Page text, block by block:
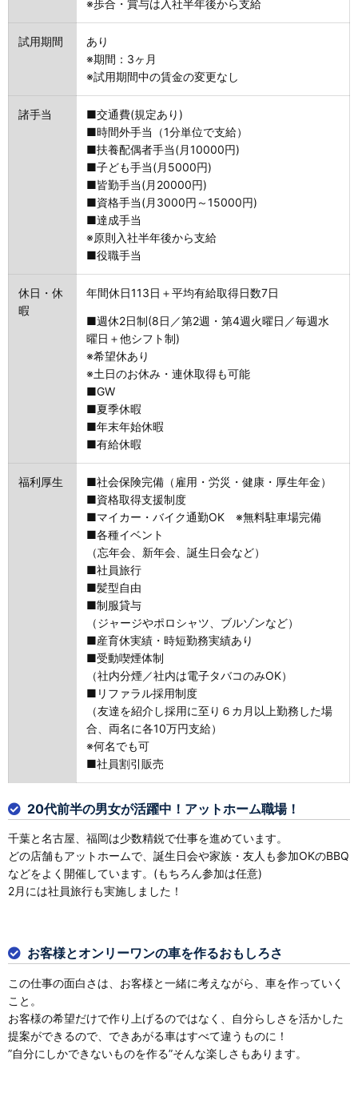
※歩合・賞与は入社半年後から支給
試用期間
あり
※期間：3ヶ月
※試用期間中の賃金の変更なし
諸手当
■交通費(規定あり)
■時間外手当（1分単位で支給）
■扶養配偶者手当(月10000円)
■子ども手当(月5000円)
■皆勤手当(月20000円)
■資格手当(月3000円～15000円)
■達成手当
※原則入社半年後から支給
■役職手当
休日・休
暇
年間休日113日＋平均有給取得日数7日
■週休2日制(8日／第2週・第4週火曜日／毎週水
曜日＋他シフト制)
※希望休あり
※土日のお休み・連休取得も可能
■GW
■夏季休暇
■年末年始休暇
■有給休暇
福利厚生
■社会保険完備（雇用・労災・健康・厚生年金）
■資格取得支援制度
■マイカー・バイク通勤OK ※無料駐車場完備
■各種イベント
（忘年会、新年会、誕生日会など）
■社員旅行
■髪型自由
■制服貸与
（ジャージやポロシャツ、ブルゾンなど）
■産育休実績・時短勤務実績あり
■受動喫煙体制
（社内分煙／社内は電子タバコのみOK）
■リファラル採用制度
（友達を紹介し採用に至り６カ月以上勤務した場
合、両名に各10万円支給）
※何名でも可
■社員割引販売
20代前半の男女が活躍中！アットホーム職場！
千葉と名古屋、福岡は少数精鋭で仕事を進めています。
どの店舗もアットホームで、誕生日会や家族・友人も参加OKのBBQ
などをよく開催しています。(もちろん参加は任意)
2月には社員旅行も実施しました！
お客様とオンリーワンの車を作るおもしろさ
この仕事の面白さは、お客様と一緒に考えながら、車を作っていく
こと。
お客様の希望だけで作り上げるのではなく、自分らしさを活かした
提案ができるので、できあがる車はすべて違うものに！
”自分にしかできないものを作る”そんな楽しさもあります。